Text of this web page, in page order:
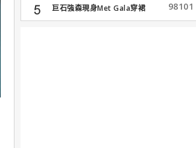
巨石強森現身Met Gala穿裙
子...
98101